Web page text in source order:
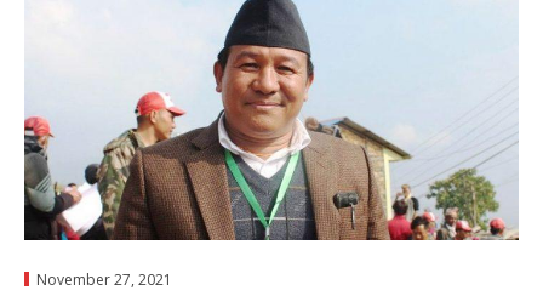
November 27, 2021